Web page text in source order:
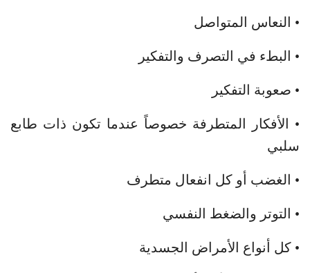
• النعاس المتواصل
• البطء في التصرف والتفكير
• صعوبة التفكير
• الأفكار المتطرفة خصوصاً عندما تكون ذات طابع
سلبي
• الغضب أو كل انفعال متطرف
• التوتر والضغط النفسي
• كل أنواع الأمراض الجسدية